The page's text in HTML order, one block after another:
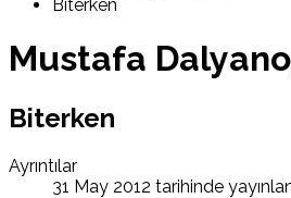
Biterken
Mustafa
Biterken
Ayrıntılar
31 May 2012 tarihinde